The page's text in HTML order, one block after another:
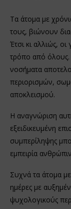
Τα άτομα με
τους, βιώνουν
Έτσι κι αλλιώς, οι
τρόπο από όλους.
νοσήματα
περιορισμών,
αποκλεισμού.
Η αναγνώριση
εξειδικευμένη
συμπερίληψης
εμπειρία
Συχνά τα άτομα
ημέρες με
ψυχολογικούς